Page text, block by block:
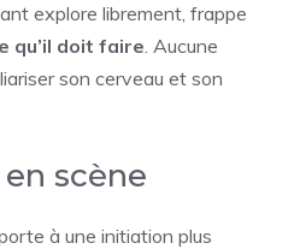
explore librement, frappe
qu’il doit faire. Aucune
son cerveau et son
scène
à une initiation plus